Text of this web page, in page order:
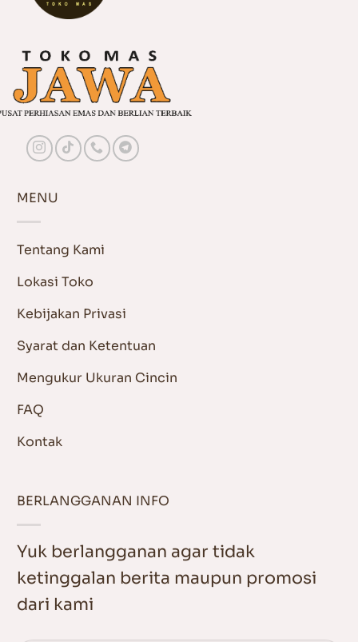
MENU
Tentang Kami
Lokasi Toko
Kebijakan Privasi
Syarat dan Ketentuan
Mengukur Ukuran Cincin
FAQ
Kontak
BERLANGGANAN INFO
Yuk berlangganan agar tidak
ketinggalan berita maupun promosi
dari kami